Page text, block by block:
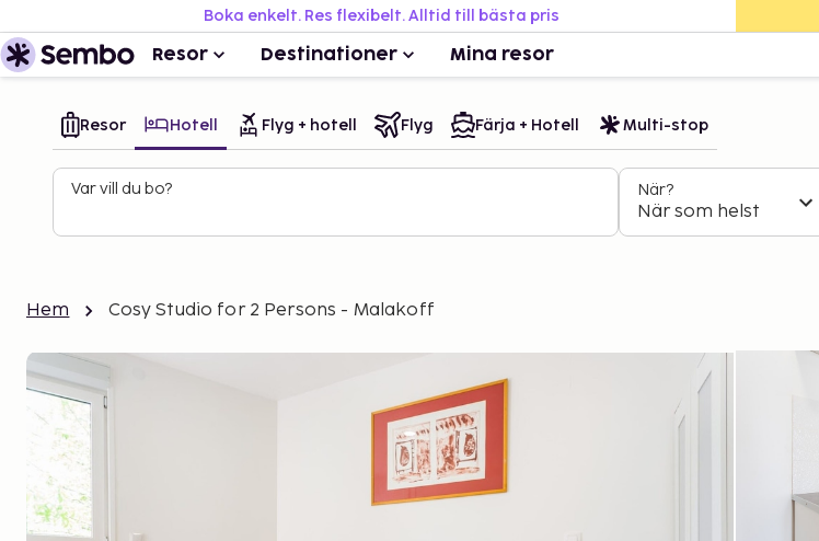
Boka enkelt. Res flexibelt. Alltid till bästa pris
Resor Destinationer Mina resor
Resor Hotell Flyg + hotell Flyg Färja + Hotell Multi-stop
Var vill du bo? När?
När som helst
Hem Cosy Studio for 2 Persons - Malakoff